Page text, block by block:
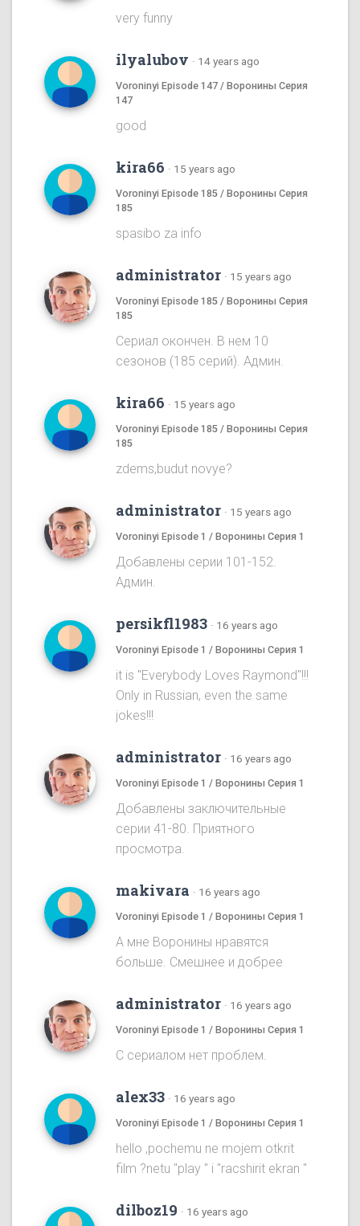
very funny
ilyalubov · 14 years ago
Voroninyi Episode 147 / Воронины Серия
147
good
kira66 · 15 years ago
Voroninyi Episode 185 / Воронины Серия
185
spasibo za info
administrator · 15 years ago
Voroninyi Episode 185 / Воронины Серия
185
Сериал окончен. В нем 10
сезонов (185 серий). Админ.
kira66 · 15 years ago
Voroninyi Episode 185 / Воронины Серия
185
zdems,budut novye?
administrator · 15 years ago
Voroninyi Episode 1 / Воронины Серия 1
Добавлены серии 101-152.
Админ.
persikfl1983 · 16 years ago
Voroninyi Episode 1 / Воронины Серия 1
it is "Everybody Loves Raymond"!!!
Only in Russian, even the same
jokes!!!
administrator · 16 years ago
Voroninyi Episode 1 / Воронины Серия 1
Добавлены заключительные
серии 41-80. Приятного
просмотра.
makivara · 16 years ago
Voroninyi Episode 1 / Воронины Серия 1
А мне Воронины нравятся
больше. Смешнее и добрее
administrator · 16 years ago
Voroninyi Episode 1 / Воронины Серия 1
С сериалом нет проблем.
alex33 · 16 years ago
Voroninyi Episode 1 / Воронины Серия 1
hello ,pochemu ne mojem otkrit
film ?netu "play " i "racshirit ekran "
dilboz19 · 16 years ago